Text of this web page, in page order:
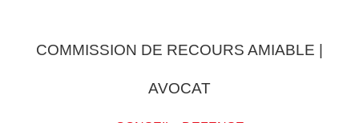
COMMISSION DE RECOURS AMIABLE |
AVOCAT